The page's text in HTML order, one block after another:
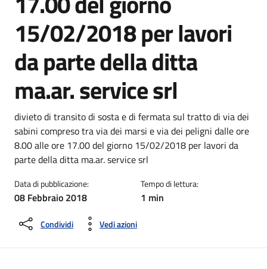
15/02/2018 per lavori
da parte della ditta
ma.ar. service srl
Dettagli della notizia
divieto di transito di sosta e di fermata sul tratto di via dei
sabini compreso tra via dei marsi e via dei peligni dalle ore
8.00 alle ore 17.00 del giorno 15/02/2018 per lavori da
parte della ditta ma.ar. service srl
Data di pubblicazione:
08 Febbraio 2018
Tempo di lettura:
1 min
Condividi Vedi azioni